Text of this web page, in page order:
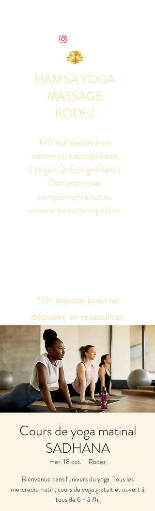
HAM'SA YOGA
MASSAGE
RODEZ
190 m2 dédiés à un
centre pluridisciplinaire
(Yoga-Qi Gong-Pilate)
Des pratiques
complémentaires au
service de votre équilibre
"Un espace pour se
déposer, se ressourcer,
s’harmoniser"
Cours de yoga matinal
SADHANA
mer. 18 oct.
  |
Rodez
Bienvenue dans l'univers du yoga. Tous les
mercredis matin, cours de yoga gratuit et ouvert à
tous de 6 h à 7h.